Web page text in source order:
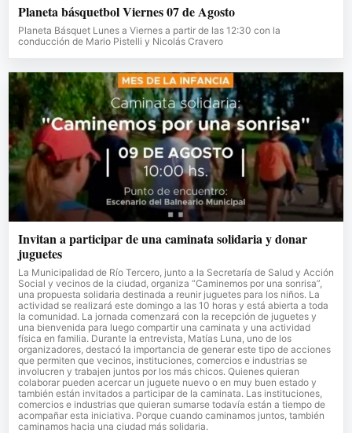
Planeta básquetbol Viernes 07 de Agosto
Planeta Básquet Lunes a Viernes a partir de las 12:30 con la
conducción de Mario Pistelli y Nicolás Cravero
Invitan a participar de una caminata solidaria y donar
juguetes
La Municipalidad de Río Tercero, junto a la Secretaría de Salud y Acción
Social y vecinos de la ciudad, organiza “Caminemos por una sonrisa”,
una propuesta solidaria destinada a reunir juguetes para los niños. La
actividad se realizará este domingo a las 10 horas y está abierta a toda
la comunidad. La jornada comenzará con la recepción de juguetes y
una bienvenida para luego compartir una caminata y una actividad
física en familia. Durante la entrevista, Matías Luna, uno de los
organizadores, destacó la importancia de generar este tipo de acciones
que permiten que vecinos, instituciones, comercios e industrias se
involucren y trabajen juntos por los más chicos. Quienes quieran
colaborar pueden acercar un juguete nuevo o en muy buen estado y
también están invitados a participar de la caminata. Las instituciones,
comercios e industrias que quieran sumarse todavía están a tiempo de
acompañar esta iniciativa. Porque cuando caminamos juntos, también
caminamos hacia una ciudad más solidaria.